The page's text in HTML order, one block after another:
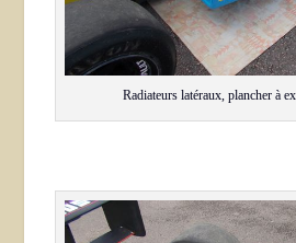
Radiateurs latéraux, plancher à